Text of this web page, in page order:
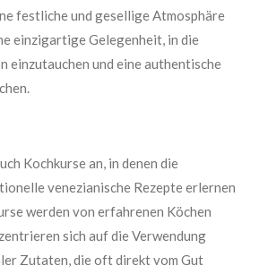
festliche und gesellige Atmosphäre
einzigartige Gelegenheit, in die
einzutauchen und eine authentische
Kochkurse an, in denen die
venezianische Rezepte erlernen
werden von erfahrenen Köchen
sich auf die Verwendung
Zutaten, die oft direkt vom Gut